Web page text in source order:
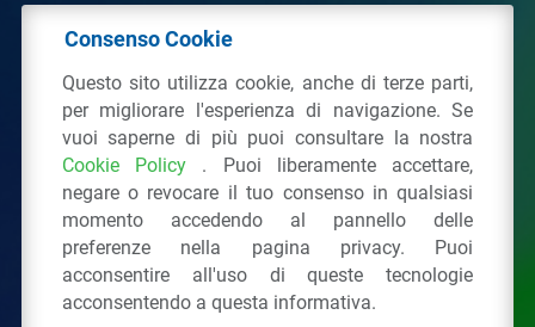
Plastiche da Riciclo
C.F. 97381090154
Via San Vittore 36 20123Milano (MI)
Tel.: 02 43928225.
Tutti i diritti riservati Privacy Policy &Cookie
Consenso Cookie
Questo sito utilizza cookie, anche di terze parti,
per migliorare l'esperienza di navigazione. Se
vuoi saperne di più puoi consultare la nostra
Cookie Policy . Puoi liberamente accettare,
negare o revocare il tuo consenso in qualsiasi
momento accedendo al pannello delle
preferenze nella pagina privacy. Puoi
acconsentire all'uso di queste tecnologie
acconsentendo a questa informativa.